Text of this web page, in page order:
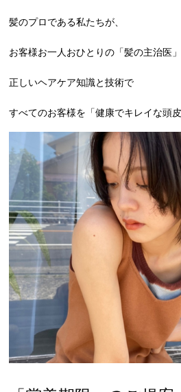
髪のプロである私たちが、
お客様お一人おひとりの「髪の主治医」
正しいヘアケア知識と技術で
すべてのお客様を「健康でキレイな頭